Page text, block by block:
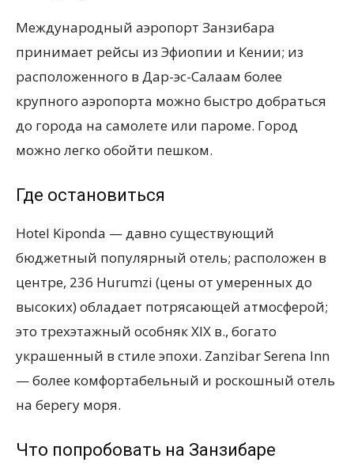
Международный аэропорт Занзибара
принимает рейсы из Эфиопии и Кении; из
расположенного в Дар-эс-Салаам более
крупного аэропорта можно быстро добраться
до города на самолете или пароме. Город
можно легко обойти пешком.
Где остановиться
Hotel Kiponda — давно существующий
бюджетный популярный отель; расположен в
центре, 236 Hurumzi (цены от умеренных до
высоких) обладает потрясающей атмосферой;
это трехэтажный особняк XIX в., богато
украшенный в стиле эпохи. Zanzibar Serena Inn
— более комфортабельный и роскошный отель
на берегу моря.
Что попробовать на Занзибаре